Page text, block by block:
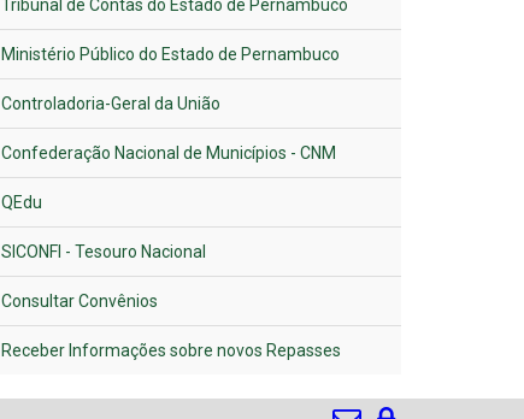
Tribunal de Contas do Estado de Pernambuco
Ministério Público do Estado de Pernambuco
Controladoria-Geral da União
Confederação Nacional de Municípios - CNM
QEdu
SICONFI - Tesouro Nacional
Consultar Convênios
Receber Informações sobre novos Repasses